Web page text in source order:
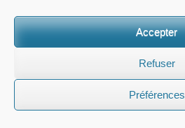
Accepter
Refuser
Préférences